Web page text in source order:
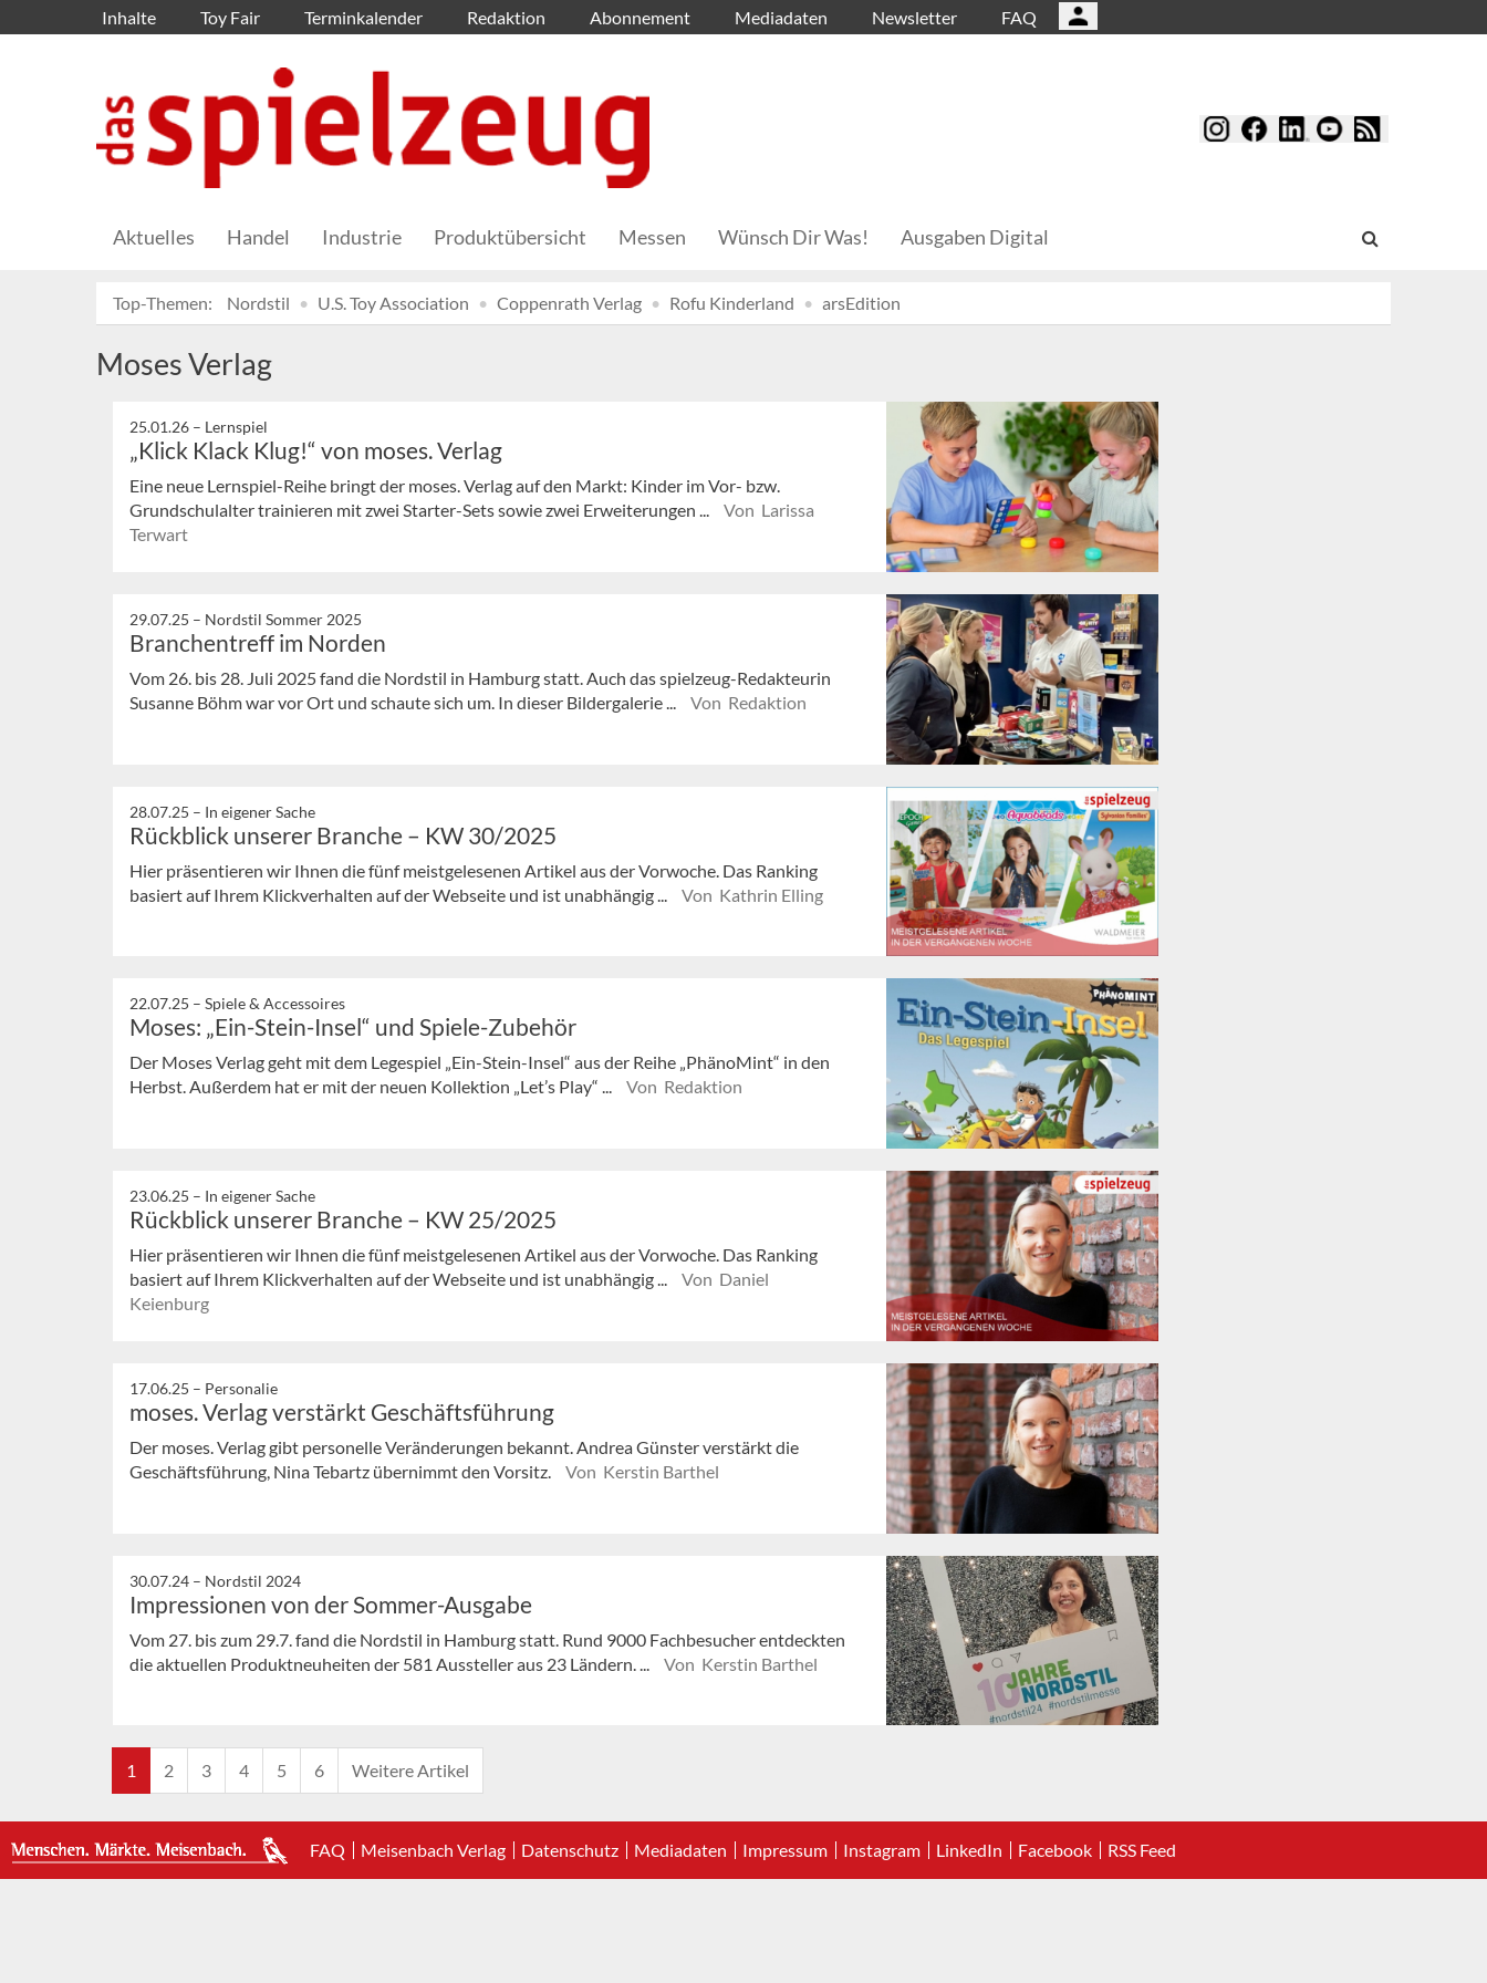
Inhalte Toy Fair Terminkalender Redaktion Abonnement Mediadaten Newsletter FAQ
Aktuelles Handel Industrie Produktübersicht Messen Wünsch Dir Was! Ausgaben Digital
Top-Themen: Nordstil U.S. Toy Association Coppenrath Verlag Rofu Kinderland arsEdition
Moses Verlag
25.01.26 – Lernspiel
„Klick Klack Klug!“ von moses. Verlag
Eine neue Lernspiel-Reihe bringt der moses. Verlag auf den Markt: Kinder im Vor- bzw.
Grundschulalter trainieren mit zwei Starter-Sets sowie zwei Erweiterungen ...
Von Larissa
Terwart
29.07.25 – Nordstil Sommer 2025
Branchentreff im Norden
Vom 26. bis 28. Juli 2025 fand die Nordstil in Hamburg statt. Auch das spielzeug-Redakteurin
Susanne Böhm war vor Ort und schaute sich um. In dieser Bildergalerie ...
Von Redaktion
28.07.25 – In eigener Sache
Rückblick unserer Branche – KW 30/2025
Hier präsentieren wir Ihnen die fünf meistgelesenen Artikel aus der Vorwoche. Das Ranking
basiert auf Ihrem Klickverhalten auf der Webseite und ist unabhängig ...
Von Kathrin Elling
22.07.25 – Spiele & Accessoires
Moses: „Ein-Stein-Insel“ und Spiele-Zubehör
Der Moses Verlag geht mit dem Legespiel „Ein-Stein-Insel“ aus der Reihe „PhänoMint“ in den
Herbst. Außerdem hat er mit der neuen Kollektion „Let’s Play“ ...
Von Redaktion
23.06.25 – In eigener Sache
Rückblick unserer Branche – KW 25/2025
Hier präsentieren wir Ihnen die fünf meistgelesenen Artikel aus der Vorwoche. Das Ranking
basiert auf Ihrem Klickverhalten auf der Webseite und ist unabhängig ...
Von Daniel
Keienburg
17.06.25 – Personalie
moses. Verlag verstärkt Geschäftsführung
Der moses. Verlag gibt personelle Veränderungen bekannt. Andrea Günster verstärkt die
Geschäftsführung, Nina Tebartz übernimmt den Vorsitz.
Von Kerstin Barthel
30.07.24 – Nordstil 2024
Impressionen von der Sommer-Ausgabe
Vom 27. bis zum 29.7. fand die Nordstil in Hamburg statt. Rund 9000 Fachbesucher entdeckten
die aktuellen Produktneuheiten der 581 Aussteller aus 23 Ländern. ...
Von Kerstin Barthel
1 2 3 4 5 6 Weitere Artikel
FAQ Meisenbach Verlag Datenschutz Mediadaten Impressum Instagram LinkedIn Facebook RSS Feed